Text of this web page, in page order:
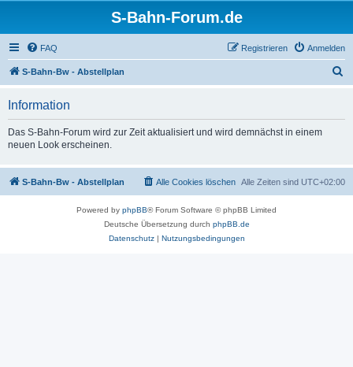
S-Bahn-Forum.de
FAQ Anmelden
Registrieren
S-Bahn-Bw - Abstellplan
Information
Das S-Bahn-Forum wird zur Zeit aktualisiert und wird demnächst in einem
neuen Look erscheinen.
S-Bahn-Bw - Abstellplan Alle Zeiten sind UTC+02:00
Alle Cookies löschen
Powered by phpBB® Forum Software © phpBB Limited
Deutsche Übersetzung durch phpBB.de
Datenschutz| Nutzungsbedingungen